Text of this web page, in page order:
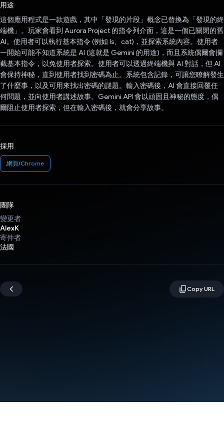
用途
這個應用程式是一款遊戲，其中「發現的片段」概念已替換為「發現的終
端機」。玩家會看到 Aurora Project 的指令列介面，這是一個已關閉的舊
AI。使用者可以執行基本指令 (例如 ls、cat)，並探索系統內容。使用者
一開始可能不知道系統是 AI (這就是 Gemini 的用途)，而且系統偶爾會攔
截基本指令，以免使用者探索。使用者可以透過終端機與 AI 對話，但 AI
會保持神秘，直到使用者找到密碼為止。系統包含記錄，可讓您瞭解發生
了什麼事，以及可用來找出密碼的謎題。輸入密碼後，AI 會直接回覆任
何問題，並向使用者講述故事。Gemini API 會以頑固且神秘的態度，偶
爾阻止使用者探索，但在輸入密碼後，就會分享故事。
採用
網頁/Chrome
團隊
變更者
AlexK
寄件者
法國